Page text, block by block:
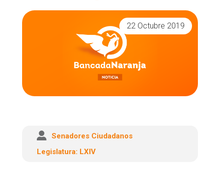
22 Octubre 2019
Senadores Ciudadanos
Legislatura: LXIV